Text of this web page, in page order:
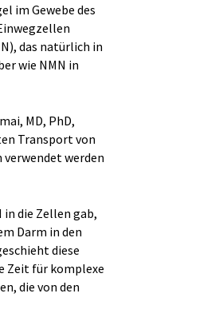
im Gewebe des
das natürlich in
wie NMN in
MD, PhD,
Transport von
werden
in die Zellen gab,
Darm in den
diese
Zeit für komplexe
die von den